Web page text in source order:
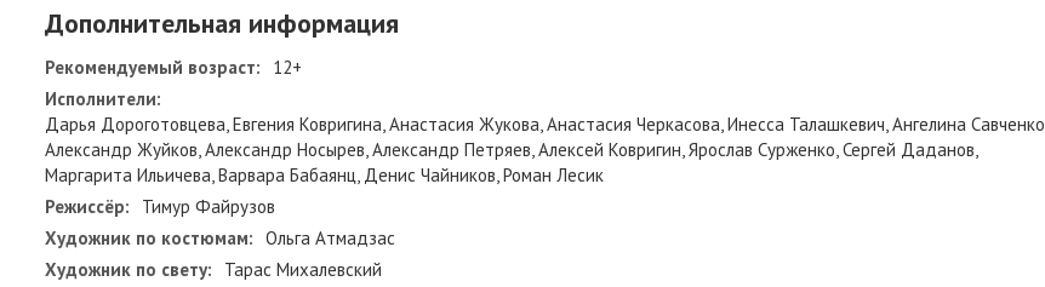
Дополнительная информация
Рекомендуемый возраст:
12+
Исполнители:
Дарья Дороготовцева, Евгения Ковригина, Анастасия Жукова, Анастасия Черкасова, Инесса Талашкевич, Ангелина Савченко,
Александр Жуйков, Александр Носырев, Александр Петряев, Алексей Ковригин, Ярослав Сурженко, Сергей Даданов,
Маргарита Ильичева, Варвара Бабаянц, Денис Чайников, Роман Лесик
Режиссёр:
Тимур Файрузов
Художник по костюмам: Ольга Атмадзас
Художник по свету:
Тарас Михалевский